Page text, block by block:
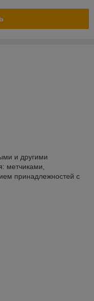
и другими
метчиками,
принадлежностей с